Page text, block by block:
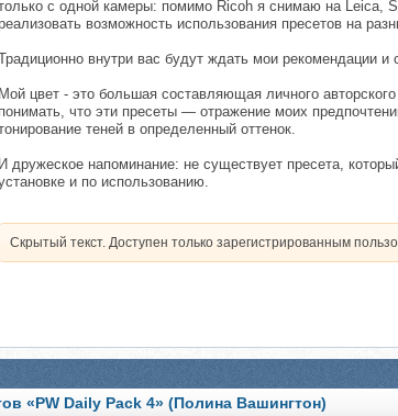
с одной камеры: помимо Ricoh я снимаю на Leica,
возможность использования пресетов на
внутри вас будут ждать мои рекомендации
Мой цвет - это большая составляющая личного
понимать, что эти пресеты — отражение моих
теней в определенный оттенок.
И дружеское напоминание: не существует пресета,
и по использованию.
Скрытый текст. Доступен только зарегистрированным
«PW Daily Pack 4» (Полина Вашингтон)